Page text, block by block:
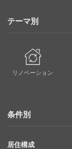
テーマ別
リノベーション
条件別
居住構成